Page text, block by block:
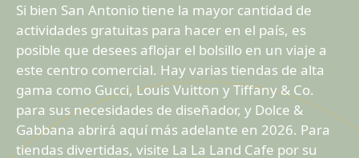
Si bien San Antonio tiene la mayor cantidad de
actividades gratuitas para hacer en el país, es
posible que desees aflojar el bolsillo en un viaje a
este centro comercial. Hay varias tiendas de alta
gama como Gucci, Louis Vuitton y Tiffany & Co.
para sus necesidades de diseñador, y Dolce &
Gabbana abrirá aquí más adelante en 2026. Para
tiendas divertidas, visite La La Land Cafe por su